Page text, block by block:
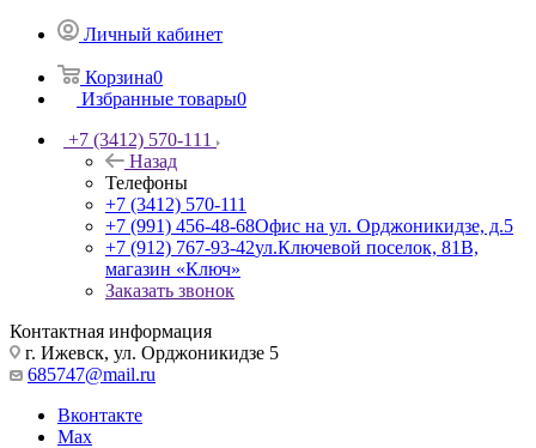
Личный кабинет
Корзина0
Избранные товары0
+7 (3412) 570-111
Назад
Телефоны
+7 (3412) 570-111
+7 (991) 456-48-68Офис на ул. Орджоникидзе, д.5
+7 (912) 767-93-42ул.Ключевой поселок, 81В,
магазин «Ключ»
Заказать звонок
Контактная информация
г. Ижевск, ул. Орджоникидзе 5
685747@mail.ru
Вконтакте
Max